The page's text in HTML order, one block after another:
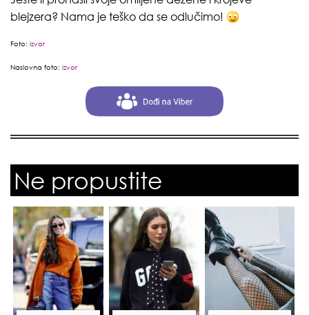
blejzera? Nama je teško da se odlučimo!
Foto: izvor
Naslovna foto: izvor
Ne propustite